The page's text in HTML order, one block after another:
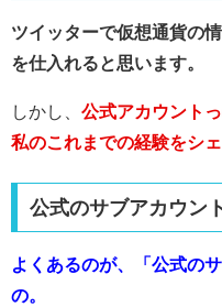
ツイッターで仮想通貨の
を仕入れると思います。
しかし、 公式アカウント
私のこれまでの経験をシ
公式のサブアカウン
よくあるのが、「公式の
の。